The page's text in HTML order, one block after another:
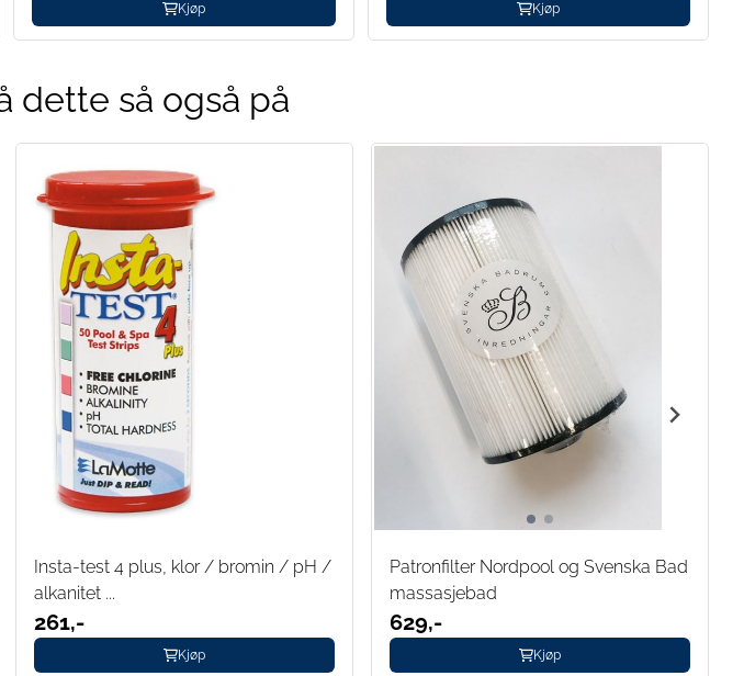
Kjøp Kjøp
dette så også på
Insta-test 4 plus, klor / bromin / pH /
alkanitet ...
261,-
Kjøp
Patronfilter Nordpool og Svenska Bad
massasjebad
629,-
Kjøp